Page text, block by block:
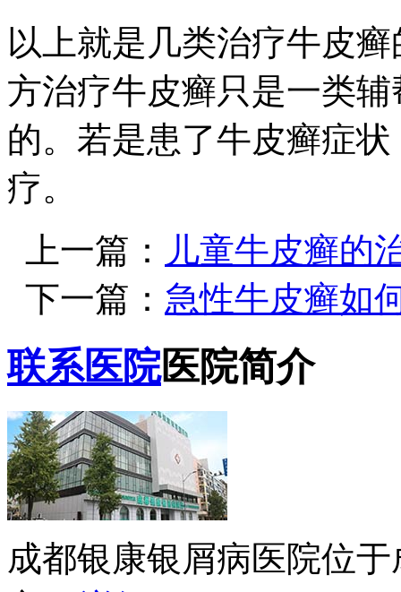
以上就是几类治疗牛皮
方治疗牛皮癣只是一类
的。若是患了牛皮癣症
疗。
上一篇： 儿童牛皮癣的
下一篇： 急性牛皮癣如
联系医院医院简介
成都银康银屑病医院位